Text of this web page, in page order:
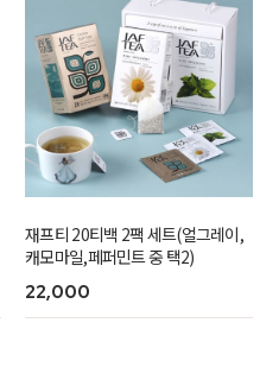
재프티 20티백 2팩 세트(얼그레이,
캐모마일,페퍼민트 중 택2)
22,000